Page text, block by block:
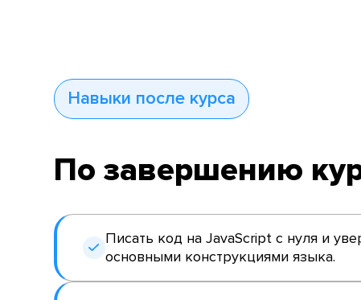
Навыки после курса
По завершению
Писать код на JavaScript с нуля и
основными конструкциями языка.